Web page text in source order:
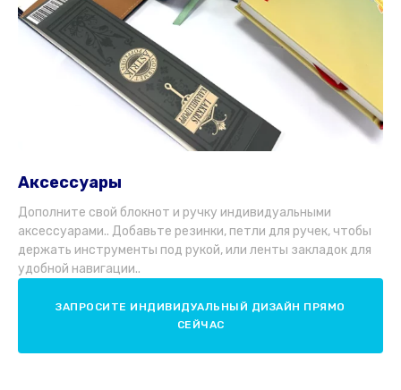
Аксессуары
Дополните свой блокнот и ручку индивидуальными
аксессуарами.. Добавьте резинки, петли для ручек, чтобы
держать инструменты под рукой, или ленты закладок для
удобной навигации..
ЗАПРОСИТЕ ИНДИВИДУАЛЬНЫЙ ДИЗАЙН ПРЯМО
СЕЙЧАС